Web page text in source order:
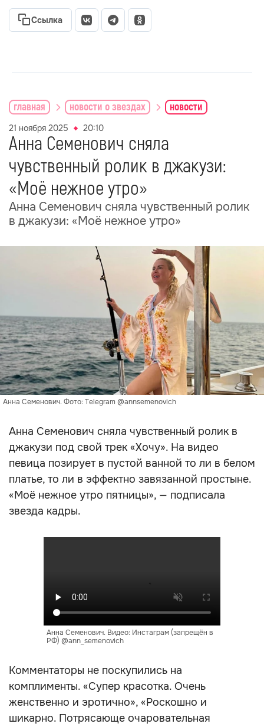
Ссылка
главная новости о звездах новости
21 ноября 2025 20:10
Анна Семенович сняла
чувственный ролик в джакузи:
«Моё нежное утро»
Анна Семенович сняла чувственный ролик
в джакузи: «Моё нежное утро»
Анна Семенович. Фото: Telegram @annsemenovich
Анна Семенович сняла чувственный ролик в
джакузи под свой трек «Хочу». На видео
певица позирует в пустой ванной то ли в белом
платье, то ли в эффектно завязанной простыне.
«Моё нежное утро пятницы», — подписала
звезда кадры.
Анна Семенович. Видео: Инстаграм (запрещён в
РФ) @ann_semenovich
Комментаторы не поскупились на
комплименты. «Супер красотка. Очень
женственно и эротично», «Роскошно и
шикарно. Потрясающе очаровательная